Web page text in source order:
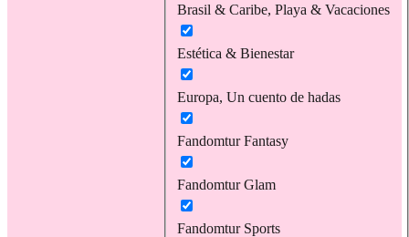
Brasil & Caribe, Playa & Vacaciones
Estética & Bienestar
Europa, Un cuento de hadas
Fandomtur Fantasy
Fandomtur Glam
Fandomtur Sports